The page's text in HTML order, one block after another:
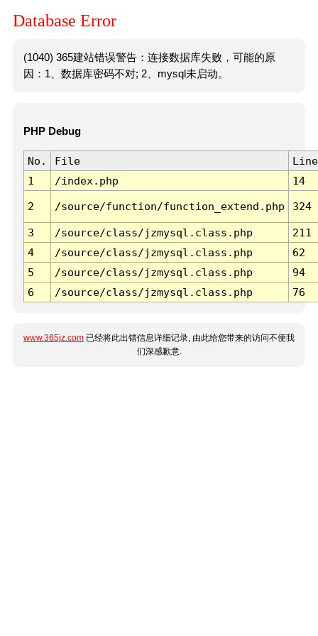
Database Error
(1040) 365建站错误警告：连接数据库失败，可能的原
因：1、数据库密码不对; 2、mysql未启动。
PHP Debug
No. File
Line
1
/index.php 14
2 /source/function/function_extend.php 324
3 /source/class/jzmysql.class.php
211
4
/source/class/jzmysql.class.php
62
5
/source/class/jzmysql.class.php
94
6
/source/class/jzmysql.class.php 76
www.365jz.com 已经将此出错信息详细记录, 由此给您带来的访问不便我
们深感歉意.